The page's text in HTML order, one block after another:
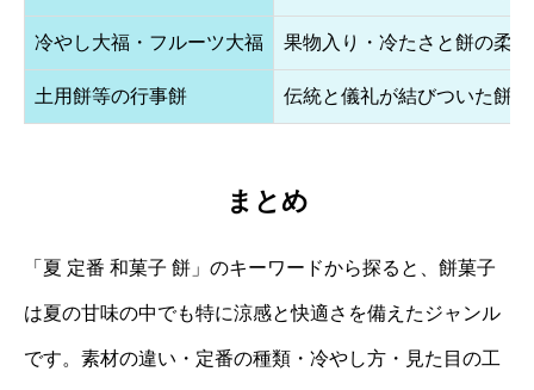
冷やし大福・フルーツ大福 果物入り・冷たさと餅の柔
土用餅等の行事餅 伝統と儀礼が結びついた餅
まとめ
「夏 定番 和菓子 餅」のキーワードから探ると、餅菓子
は夏の甘味の中でも特に涼感と快適さを備えたジャンル
です。素材の違い・定番の種類・冷やし方・見た目の工